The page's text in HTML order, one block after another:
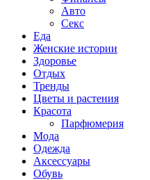
Авто
Секс
Еда
Женские истории
Здоровье
Отдых
Тренды
Цветы и растения
Красота
Парфюмерия
Мода
Одежда
Аксессуары
Обувь